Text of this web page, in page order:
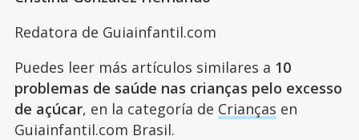
Redatora de Guiainfantil.com
Puedes leer más artículos similares a 10
problemas de saúde nas crianças pelo excesso
de açúcar, en la categoría de Crianças en
Guiainfantil.com Brasil.